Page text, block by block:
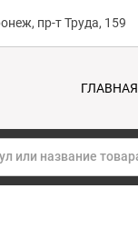
пр-т Труда, 159
ГЛАВНАЯ